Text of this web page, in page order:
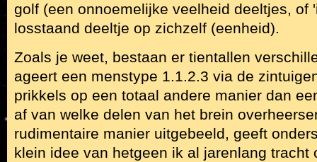
golf (een onnoemelijke veelheid deeltjes, of
losstaand deeltje op zichzelf (eenheid).
Zoals je weet, bestaan er tientallen
ageert een menstype 1.1.2.3 via de
prikkels op een totaal andere manier dan
af van welke delen van het brein
rudimentaire manier uitgebeeld, geeft
klein idee van hetgeen ik al jarenlang tracht